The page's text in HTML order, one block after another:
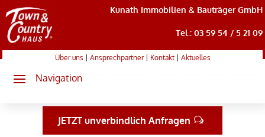
Kunath Immobilien & Bauträger GmbH
Tel.: 03 59 54 / 5 21 09
Über uns Ansprechpartner| Kontakt| Aktuelles
JETZT unverbindlich Anfragen